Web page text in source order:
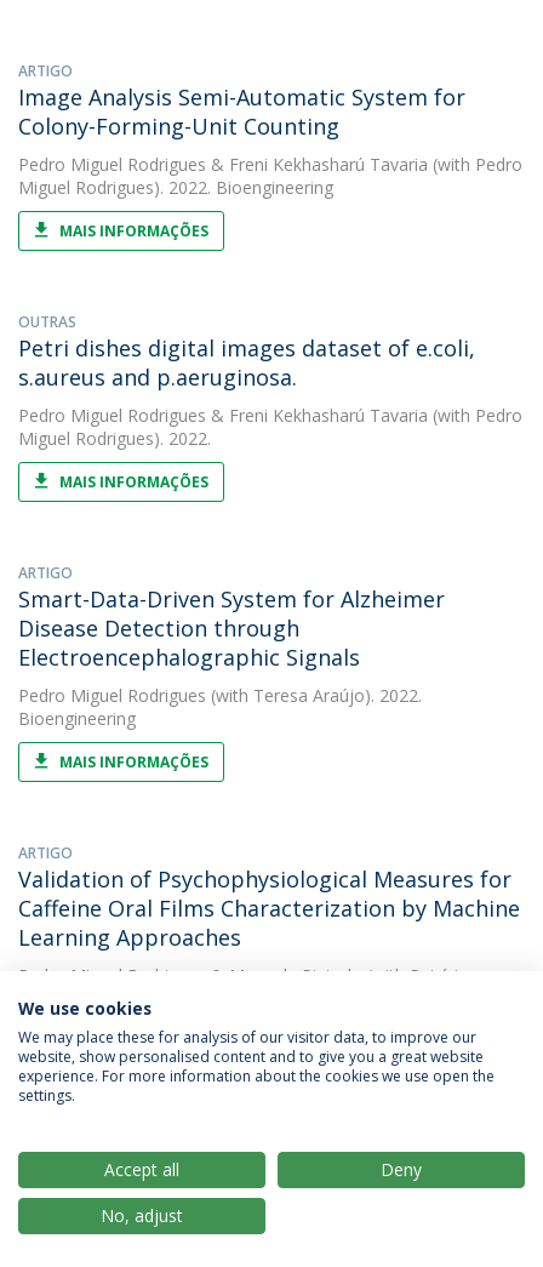
ARTIGO
Image Analysis Semi-Automatic System for
Colony-Forming-Unit Counting
Pedro Miguel Rodrigues & Freni Kekhasharú Tavaria (with Pedro
Miguel Rodrigues). 2022. Bioengineering
MAIS INFORMAÇÕES
OUTRAS
Petri dishes digital images dataset of e.coli,
s.aureus and p.aeruginosa.
Pedro Miguel Rodrigues & Freni Kekhasharú Tavaria (with Pedro
Miguel Rodrigues). 2022.
MAIS INFORMAÇÕES
ARTIGO
Smart-Data-Driven System for Alzheimer
Disease Detection through
Electroencephalographic Signals
Pedro Miguel Rodrigues (with Teresa Araújo). 2022.
Bioengineering
MAIS INFORMAÇÕES
ARTIGO
Validation of Psychophysiological Measures for
Caffeine Oral Films Characterization by Machine
Learning Approaches
Pedro Miguel Rodrigues & Manuela Pintado
(with Patrícia
Batista). 2022. Bioengineering
MAIS INFORMAÇÕES
β-glucans derived from mushroom Coriolus
versicolor for applications on skin wound
We use cookies
We may place these for analysis of our visitor data, to improve our
website, show personalised content and to give you a great website
experience. For more information about the cookies we use open the
settings.
Accept all
Deny
No, adjust